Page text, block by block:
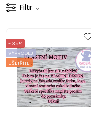
Filtr
- 35%
VÝPRODEJ
UŠETŘÍTE